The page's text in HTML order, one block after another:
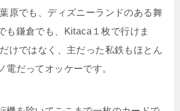
原でも、ディズニーランドのある舞
も鎌倉でも、Kitaca１枚で行けま
けではなく、主だった私鉄もほとん
電だってオッケーです。